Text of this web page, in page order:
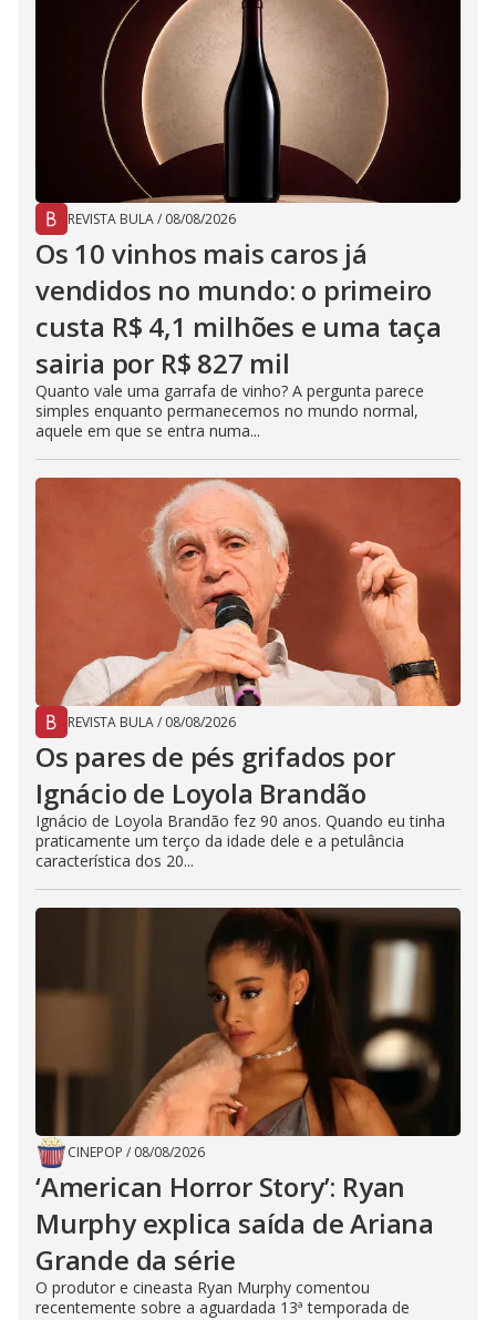
REVISTA BULA/ 08/08/2026
Os 10 vinhos mais caros já
vendidos no mundo: o primeiro
custa R$ 4,1 milhões e uma taça
sairia por R$ 827 mil
Quanto vale uma garrafa de vinho? A pergunta parece
simples enquanto permanecemos no mundo normal,
aquele em que se entra numa...
REVISTA BULA/ 08/08/2026
Os pares de pés grifados por
Ignácio de Loyola Brandão
Ignácio de Loyola Brandão fez 90 anos. Quando eu tinha
praticamente um terço da idade dele e a petulância
característica dos 20...
CINEPOP / 08/08/2026
‘American Horror Story’: Ryan
Murphy explica saída de Ariana
Grande da série
O produtor e cineasta Ryan Murphy comentou
recentemente sobre a aguardada 13ª temporada de